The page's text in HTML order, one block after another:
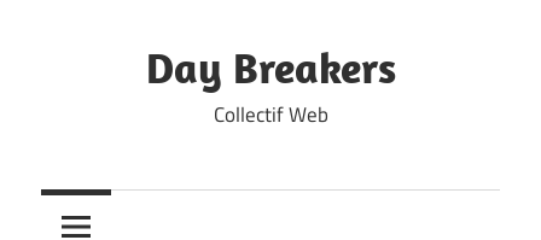
Day Breakers
Collectif Web